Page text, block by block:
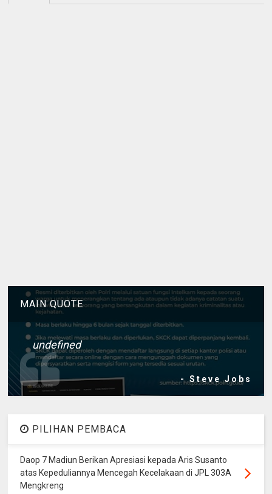
MAIN QUOTE
undefined
- Steve Jobs
PILIHAN PEMBACA
Daop 7 Madiun Berikan Apresiasi kepada Aris Susanto
atas Kepeduliannya Mencegah Kecelakaan di JPL 303A
Mengkreng